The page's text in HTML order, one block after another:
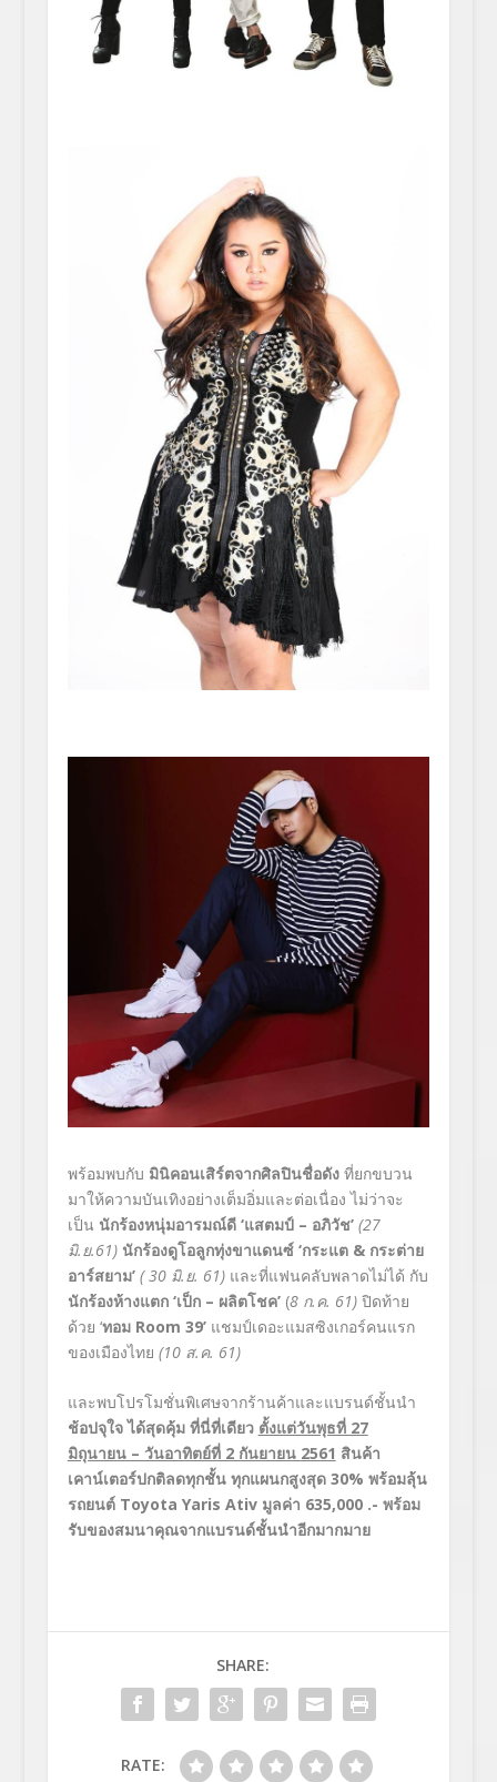
พร้อมพบกับ มินิคอนเสิร์ตจากศิลปินชื่อดังที่ยกขบวน
มาให้ความบันเทิงอย่างเต็มอิ่มและต่อเนื่อง ไม่ว่าจะ
เป็น นักร้องหนุ่มอารมณ์ดี ‘แสตมป์ – อภิวัช’ (27
มิ.ย.61) นักร้องดูโอลูกทุ่งขาแดนซ์ ‘กระแต & กระต่าย
อาร์สยาม’ ( 30 มิ.ย. 61)และที่แฟนคลับพลาดไม่ได้ กับ
นักร้องห้างแตก ‘เป็ก – ผลิตโชค’ (8 ก.ค. 61) ปิดท้าย
ด้วย ‘ทอม Room 39’แชมป์เดอะแมสซิงเกอร์คนแรก
ของเมืองไทย (10 ส.ค. 61)
และพบโปรโมชั่นพิเศษจากร้านค้าและแบรนด์ชั้นนำ
ช้อปจุใจ ได้สุดคุ้ม ที่นี่ที่เดียว ตั้งแต่วันพุธที่ 27
มิถุนายน – วันอาทิตย์ที่ 2 กันยายน 2561 สินค้า
เคาน์เตอร์ปกติลดทุกชั้น ทุกแผนกสูงสุด 30% พร้อมลุ้น
รถยนต์ Toyota Yaris Ativ มูลค่า 635,000 .- พร้อม
รับของสมนาคุณจากแบรนด์ชั้นนำอีกมากมาย
SHARE:
RATE: